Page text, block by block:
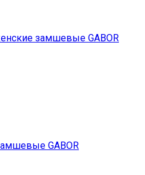
замшевые GABOR
GABOR